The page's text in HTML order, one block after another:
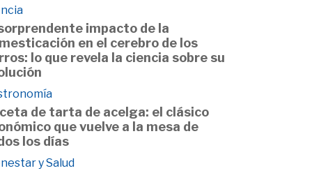
impacto de la
en el cerebro de los
lo que revela la ciencia sobre su
de tarta de acelga: el clásico
que vuelve a la mesa de
los días
y Salud